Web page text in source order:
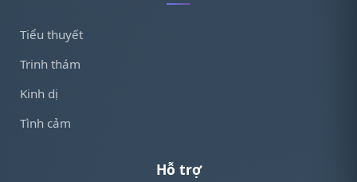
Tiểu thuyết
Trinh thám
Kinh dị
Tình cảm
Hỗ trợ